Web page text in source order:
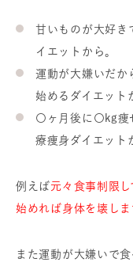
甘いものが大好き
イエットから。
運動が大嫌いだか
始めるダイエット
〇ヶ月後に〇kg痩
療痩身ダイエット
例えば元々食事制限
始めれば身体を壊しま
また運動が大嫌いで